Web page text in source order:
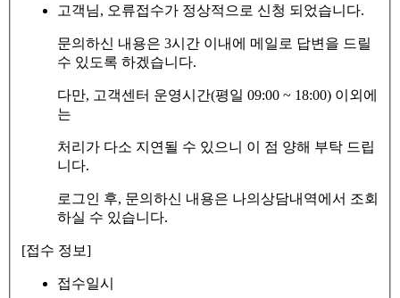
고객님, 오류접수가 정상적으로 신청 되었습니다.
문의하신 내용은 3시간 이내에 메일로 답변을 드릴
수 있도록 하겠습니다.
다만, 고객센터 운영시간(평일 09:00 ~ 18:00) 이외에
는
처리가 다소 지연될 수 있으니 이 점 양해 부탁 드립
니다.
로그인 후, 문의하신 내용은 나의상담내역에서 조회
하실 수 있습니다.
[접수 정보]
접수일시